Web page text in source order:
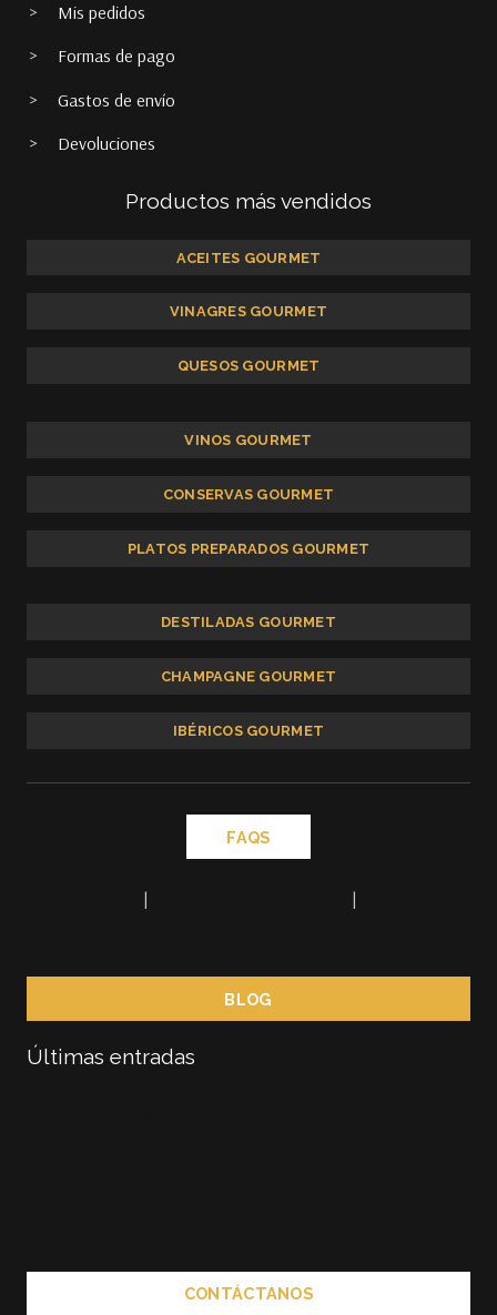
Mis pedidos
Formas de pago
Gastos de envío
Devoluciones
Productos más vendidos
ACEITES GOURMET
VINAGRES GOURMET
QUESOS GOURMET
VINOS GOURMET
CONSERVAS GOURMET
PLATOS PREPARADOS GOURMET
DESTILADAS GOURMET
CHAMPAGNE GOURMET
IBÉRICOS GOURMET
FAQS
| |
BLOG
Últimas entradas
CONTÁCTANOS